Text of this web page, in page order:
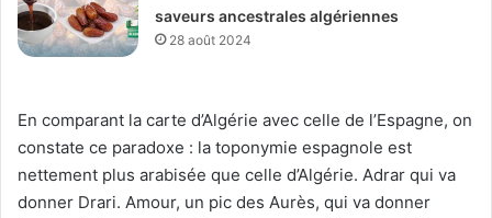
saveurs ancestrales algériennes
28 août 2024
En comparant la carte d’Algérie avec celle de l’Espagne, on
constate ce paradoxe : la toponymie espagnole est
nettement plus arabisée que celle d’Algérie. Adrar qui va
donner Drari. Amour, un pic des Aurès, qui va donner